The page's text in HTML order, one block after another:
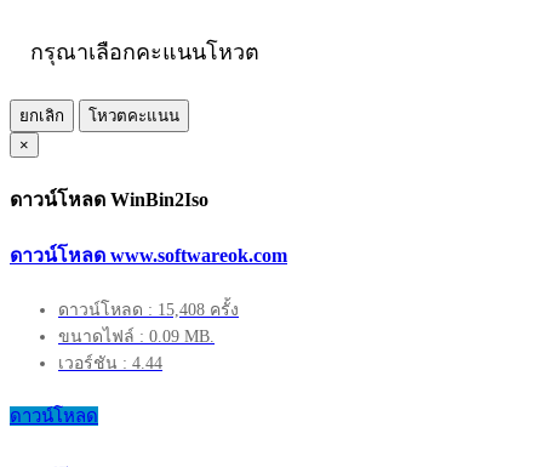
กรุณาเลือกคะแนนโหวต
ยกเลิก
โหวตคะแนน
×
ดาวน์โหลด WinBin2Iso
ดาวน์โหลด www.softwareok.com
ดาวน์โหลด : 15,408 ครั้ง
ขนาดไฟล์ : 0.09 MB.
เวอร์ชัน : 4.44
ดาวน์โหลด